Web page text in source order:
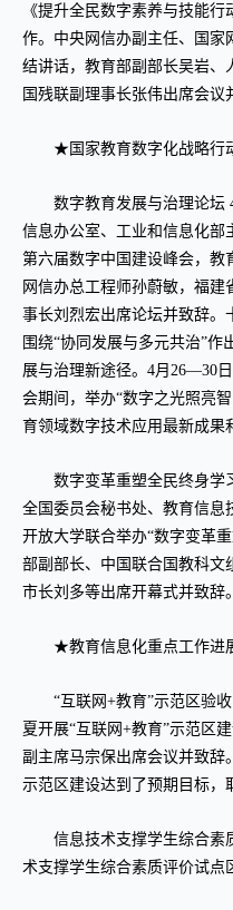
《提升全民数字素养与技能
作。中央网信办副主任、国家
结讲话，教育部副部长吴岩、
国残联副理事长张伟出席会议
★国家教育数字化战略行
数字教育发展与治理论坛 4
信息办公室、工业和信息化部
第六届数字中国建设峰会，教
网信办总工程师孙蔚敏，福
事长刘烈宏出席论坛并致辞。
围绕“协同发展与多元共治”
展与治理新途径。4月26—30
会期间，举办“数字之光照亮
育领域数字技术应用最新成果
数字变革重塑全民终身学
全国委员会秘书处、教育信息
开放大学联合举办“数字变革
部副部长、中国联合国教科文
市长刘多等出席开幕式并致辞。
★教育信息化重点工作进
“互联网+教育”示范区验收
夏开展“互联网+教育”示范区
副主席马宗保出席会议并致辞
示范区建设达到了预期目标，
信息技术支撑学生综合素
术支撑学生综合素质评价试点